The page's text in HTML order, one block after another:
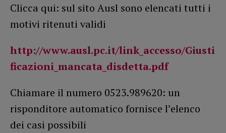
Clicca qui: sul sito Ausl sono elencati tutti i
motivi ritenuti validi
http://www.ausl.pc.it/link_accesso/Giusti
ficazioni_mancata_disdetta.pdf
Chiamare il numero 0523.989620: un
risponditore automatico fornisce l’elenco
dei casi possibili